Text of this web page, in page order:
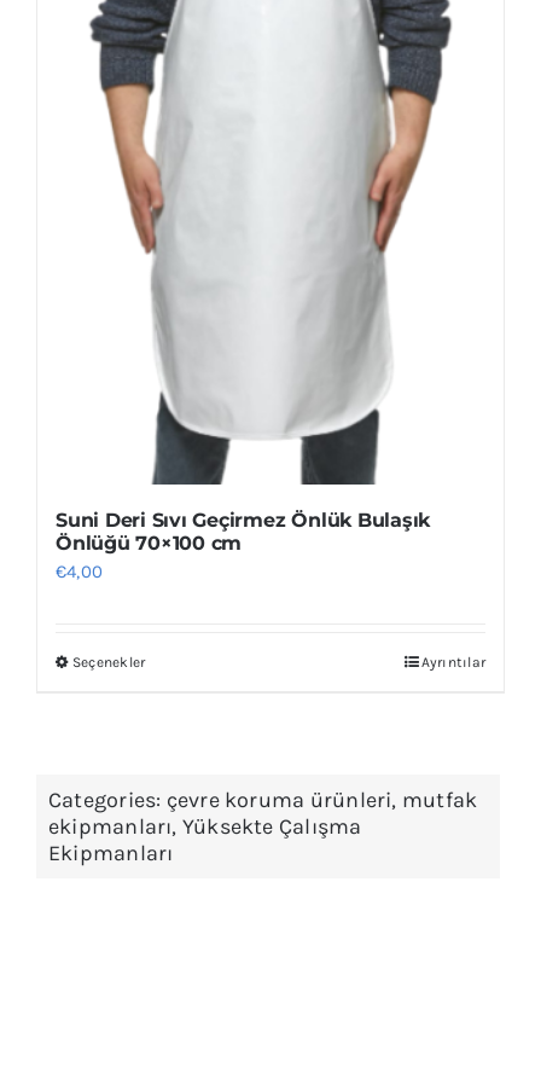
Suni Deri Sıvı Geçirmez Önlük Bulaşık
Önlüğü 70×100 cm
€4,00
SeçeneklerBu
varyasyonu
var.
Ayrıntılar
Categories: çevre koruma ürünleri, mutfak
ekipmanları, Yüksekte Çalışma
Ekipmanları